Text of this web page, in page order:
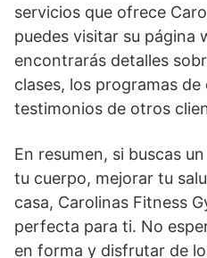
servicios que ofrece
puedes visitar su página
encontrarás detalles
clases, los programas
testimonios de otros
En resumen, si buscas
tu cuerpo, mejorar tu
casa, Carolinas Fitness
perfecta para ti. No
en forma y disfrutar de